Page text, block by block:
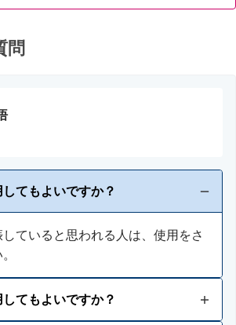
問
てもよいですか？
ていると思われる人は、使用をさ
てもよいですか？